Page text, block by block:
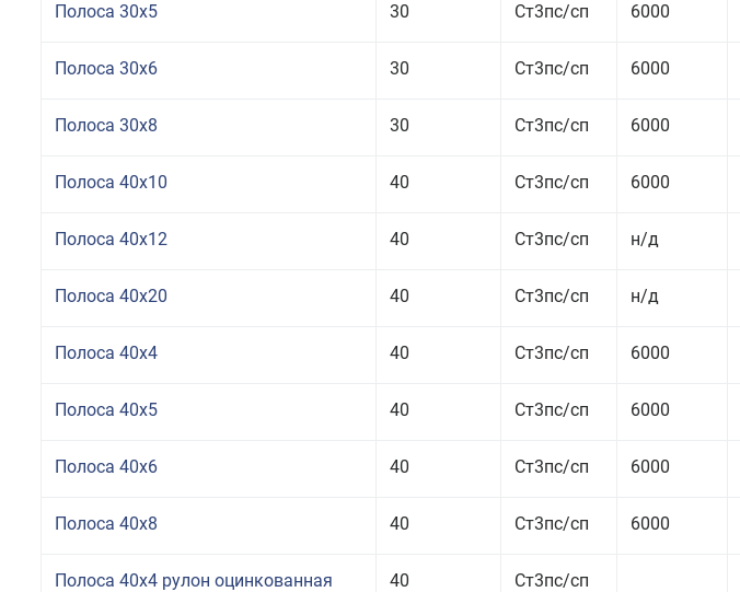
Полоса 30x5 30 Ст3пс/сп 6000
Полоса 30x6 30 Ст3пс/сп 6000
Полоса 30x8 30 Ст3пс/сп 6000
Полоса 40x10 40 Ст3пс/сп 6000
Полоса 40x12 40 Ст3пс/сп н/д
Полоса 40x20 40 Ст3пс/сп н/д
Полоса 40x4 40 Ст3пс/сп 6000
Полоса 40x5 40 Ст3пс/сп 6000
Полоса 40x6 40 Ст3пс/сп 6000
Полоса 40x8 40 Ст3пс/сп 6000
Полоса 40x4 рулон оцинкованная 40 Ст3пс/сп